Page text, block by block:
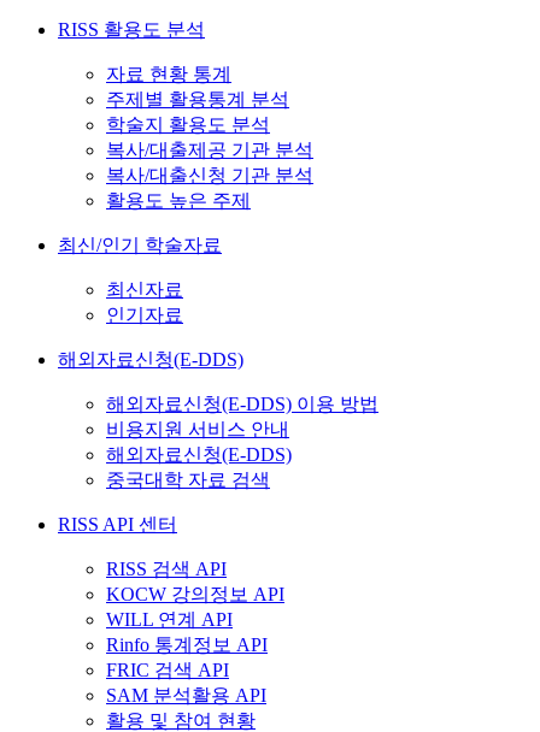
RISS 활용도 분석
자료 현황 통계
주제별 활용통계 분석
학술지 활용도 분석
복사/대출제공 기관 분석
복사/대출신청 기관 분석
활용도 높은 주제
최신/인기 학술자료
최신자료
인기자료
해외자료신청(E-DDS)
해외자료신청(E-DDS) 이용 방법
비용지원 서비스 안내
해외자료신청(E-DDS)
중국대학 자료 검색
RISS API 센터
RISS 검색 API
KOCW 강의정보 API
WILL 연계 API
Rinfo 통계정보 API
FRIC 검색 API
SAM 분석활용 API
활용 및 참여 현황